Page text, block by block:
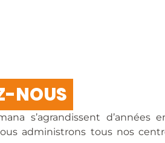
NOUS
s’agrandissent
administrons tous nos